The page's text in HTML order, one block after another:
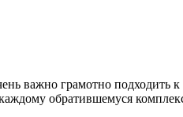
важно грамотно подходить
обратившемуся